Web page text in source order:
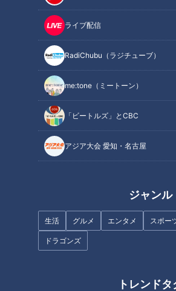
ライブ配信
RadiChubu（ラジチューブ）
me:tone（ミートーン）
「ビートルズ」とCBC
アジア大会 愛知・名古屋
ジャンル
生活 グルメ エンタメ スポー
ドラゴンズ
トレンドタ
終戦で未成道のまま廃道に… 整備され
山の斜面に掘られた横穴 火薬製造工場
オススメ関連コンテンツ
終戦で未成道のまま廃道に… 整
た軍用道路